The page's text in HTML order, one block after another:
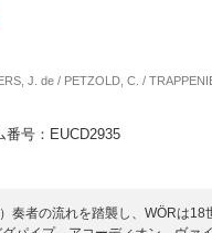
J. de / PETZOLD, C. /
番号：EUCD2935
奏者の流れを踏襲し、WÖRは